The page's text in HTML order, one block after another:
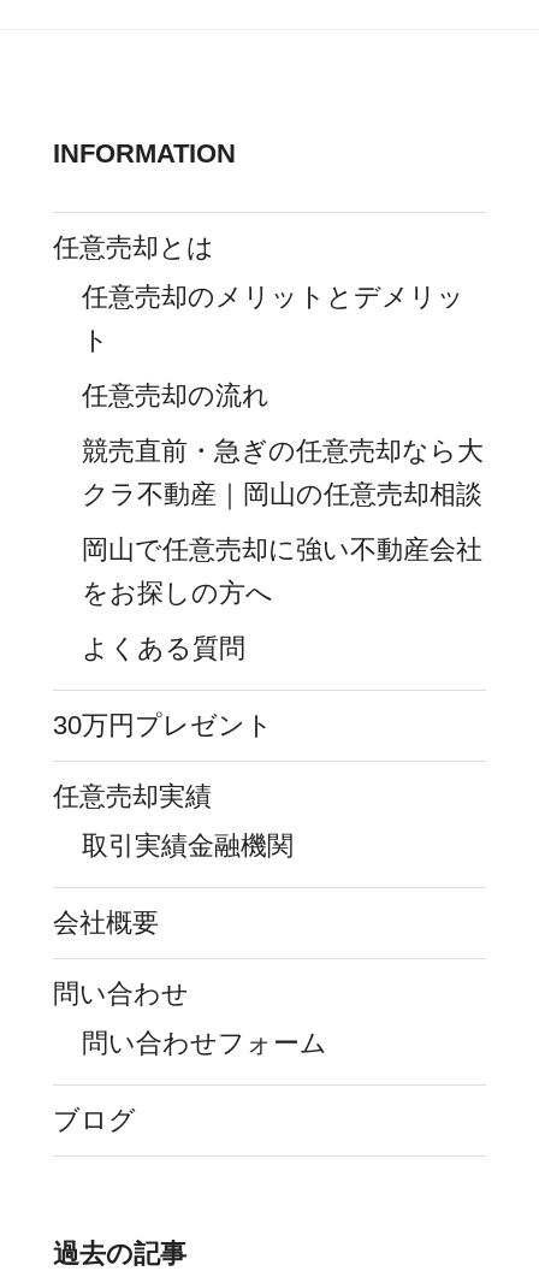
INFORMATION
任意売却とは
任意売却のメリットとデメリッ
ト
任意売却の流れ
競売直前・急ぎの任意売却なら大
クラ不動産｜岡山の任意売却相談
岡山で任意売却に強い不動産会社
をお探しの方へ
よくある質問
30万円プレゼント
任意売却実績
取引実績金融機関
会社概要
問い合わせ
問い合わせフォーム
ブログ
過去の記事